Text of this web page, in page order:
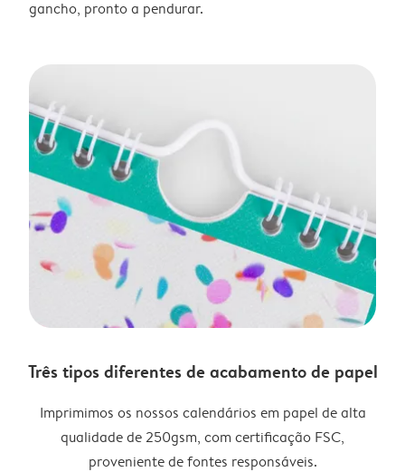
gancho, pronto a pendurar.
Três tipos diferentes de acabamento de papel
Imprimimos os nossos calendários em papel de alta
qualidade de 250gsm, com certificação FSC,
proveniente de fontes responsáveis.